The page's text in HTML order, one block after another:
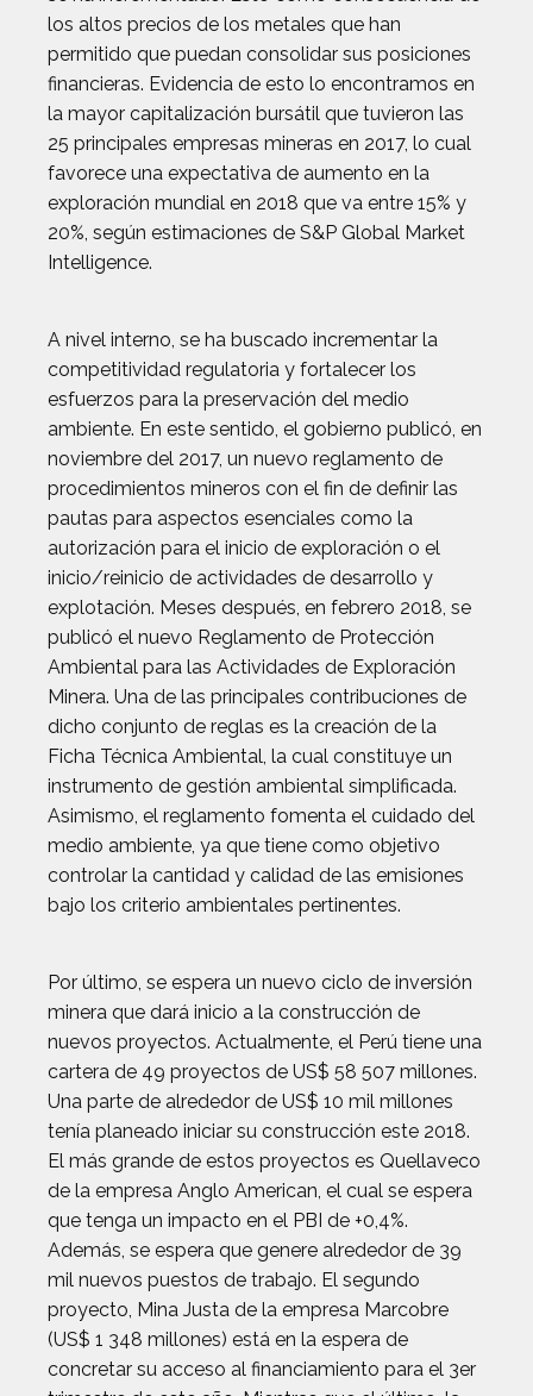
los altos precios de los metales que han
permitido que puedan consolidar sus posiciones
financieras. Evidencia de esto lo encontramos en
la mayor capitalización bursátil que tuvieron las
25 principales empresas mineras en 2017, lo cual
favorece una expectativa de aumento en la
exploración mundial en 2018 que va entre 15% y
20%, según estimaciones de S&P Global Market
Intelligence.
A nivel interno, se ha buscado incrementar la
competitividad regulatoria y fortalecer los
esfuerzos para la preservación del medio
ambiente. En este sentido, el gobierno publicó, en
noviembre del 2017, un nuevo reglamento de
procedimientos mineros con el fin de definir las
pautas para aspectos esenciales como la
autorización para el inicio de exploración o el
inicio/reinicio de actividades de desarrollo y
explotación. Meses después, en febrero 2018, se
publicó el nuevo Reglamento de Protección
Ambiental para las Actividades de Exploración
Minera. Una de las principales contribuciones de
dicho conjunto de reglas es la creación de la
Ficha Técnica Ambiental, la cual constituye un
instrumento de gestión ambiental simplificada.
Asimismo, el reglamento fomenta el cuidado del
medio ambiente, ya que tiene como objetivo
controlar la cantidad y calidad de las emisiones
bajo los criterio ambientales pertinentes.
Por último, se espera un nuevo ciclo de inversión
minera que dará inicio a la construcción de
nuevos proyectos. Actualmente, el Perú tiene una
cartera de 49 proyectos de US$ 58 507 millones.
Una parte de alrededor de US$ 10 mil millones
tenía planeado iniciar su construcción este 2018.
El más grande de estos proyectos es Quellaveco
de la empresa Anglo American, el cual se espera
que tenga un impacto en el PBI de +0,4%.
Además, se espera que genere alrededor de 39
mil nuevos puestos de trabajo. El segundo
proyecto, Mina Justa de la empresa Marcobre
(US$ 1 348 millones) está en la espera de
concretar su acceso al financiamiento para el 3er